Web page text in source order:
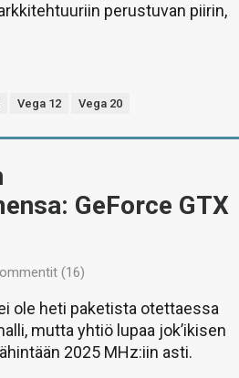
perustuvan piirin,
Vega 12 Vega 20
GeForce GTX
(16)
ole heti paketista otettaessa
mutta yhtiö lupaa jok’ikisen
2025 MHz:iin asti.